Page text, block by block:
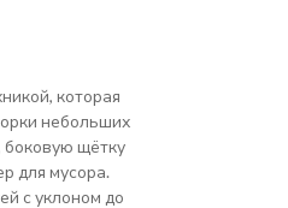
которая
небольших
боковую щётку
для мусора.
с уклоном до